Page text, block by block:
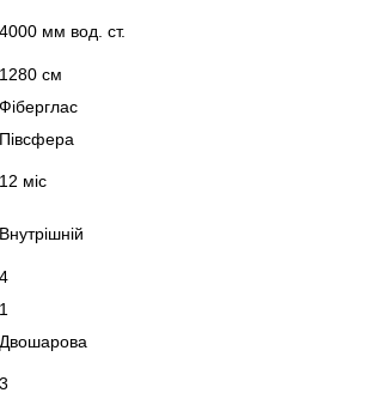
4000 мм вод. ст.
1280 см
Фіберглас
Півсфера
12 міс
Внутрішній
4
1
Двошарова
3